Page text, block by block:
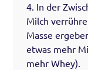
4. In der
Milch
Masse
etwas mehr
mehr Whey).